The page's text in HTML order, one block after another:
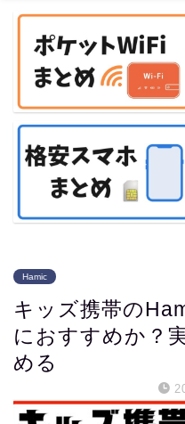
Hamic
キッズ携帯の
におすすめか？
める